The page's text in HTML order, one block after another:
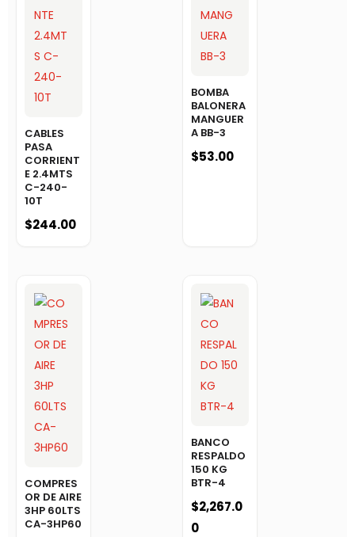
CABLES
PASA
CORRIENT
E 2.4MTS
C-240-
10T
$244.00
BOMBA
BALONERA
MANGUER
A BB-3
$53.00
COMPRES
OR DE AIRE
3HP 60LTS
CA-3HP60
BANCO
RESPALDO
150 KG
BTR-4
$2,267.0
0